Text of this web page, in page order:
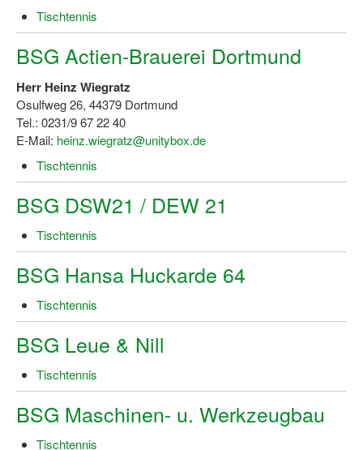
Tischtennis
BSG Actien-Brauerei Dortmund
Herr Heinz Wiegratz
Osulfweg 26, 44379 Dortmund
Tel.: 0231/9 67 22 40
E-Mail: heinz.wiegratz@unitybox.de
Tischtennis
BSG DSW21 / DEW 21
Tischtennis
BSG Hansa Huckarde 64
Tischtennis
BSG Leue & Nill
Tischtennis
BSG Maschinen- u. Werkzeugbau
Tischtennis